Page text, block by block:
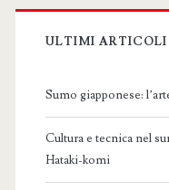
ULTIMI ARTICOLI
Sumo giapponese:
Cultura e tecnica nel
Hataki-komi